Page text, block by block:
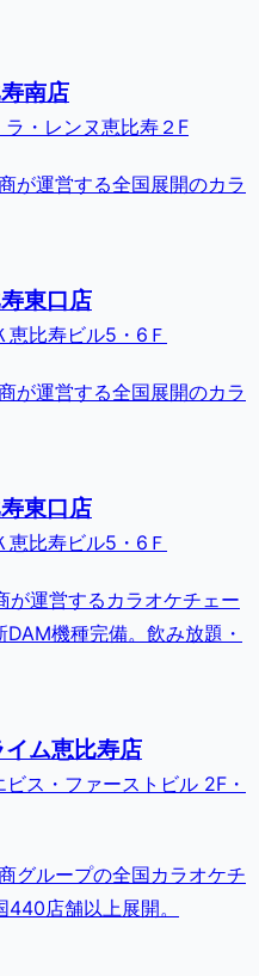
南店
・レンヌ恵比寿２F
が運営する全国展開のカラ
東口店
比寿ビル5・6Ｆ
が運営する全国展開のカラ
東口店
比寿ビル5・6Ｆ
が運営するカラオケチェー
機種完備。飲み放題・
イム恵比寿店
ス・ファーストビル 2F・
グループの全国カラオケチ
店舗以上展開。